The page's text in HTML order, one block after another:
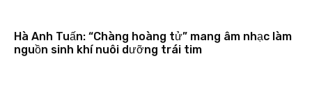
Hà Anh Tuấn: “Chàng hoàng tử” mang âm nhạc làm
nguồn sinh khí nuôi dưỡng trái tim